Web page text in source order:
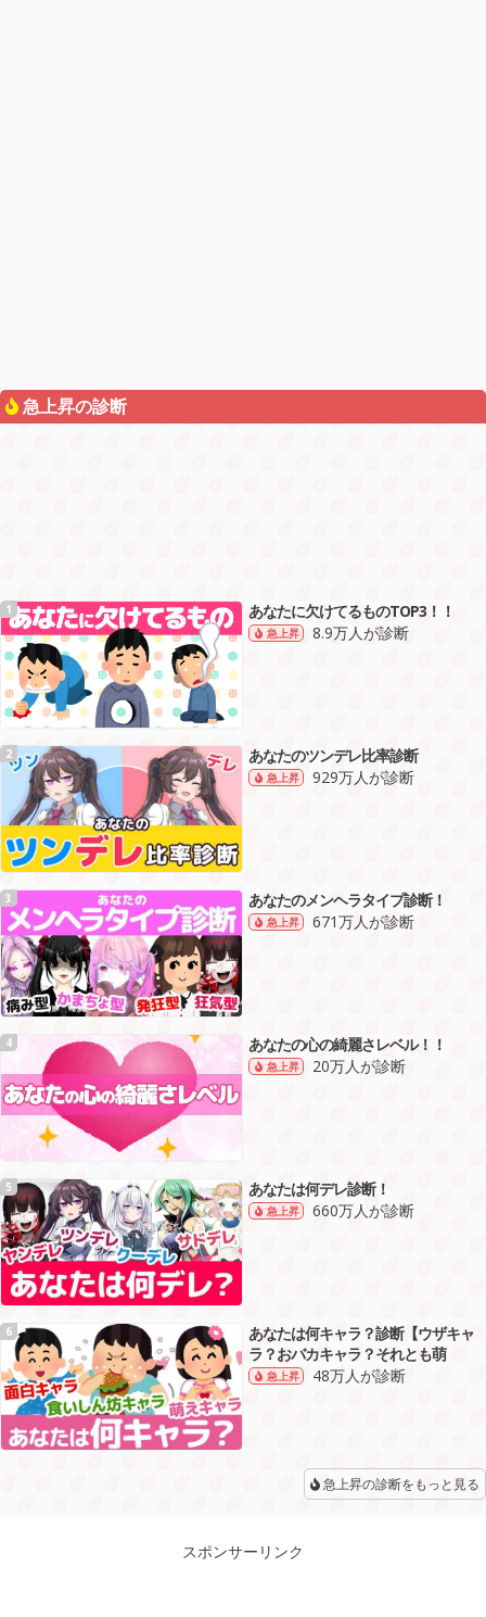
急上昇の診断
1 あなたに欠けてるものTOP3！！
急上昇 8.9万人が診断
2 あなたのツンデレ比率診断
急上昇 929万人が診断
3 あなたのメンヘラタイプ診断！
急上昇 671万人が診断
4 あなたの心の綺麗さレベル！！
急上昇 20万人が診断
5 あなたは何デレ診断！
急上昇 660万人が診断
6
あなたは何キャラ？診断【ウザキャ
ラ？おバカキャラ？それとも萌
急上昇 48万人が診断
急上昇の診断をもっと見る
スポンサーリンク